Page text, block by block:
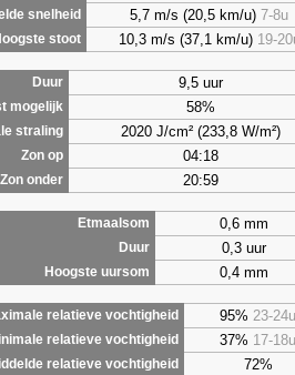
snelheid 5,7 m/s (20,5 km/u) 7-8u
stoot 10,3 m/s (37,1 km/u) 19-
Duur 9,5 uur
mogelijk 58%
straling 2020 J/cm² (233,8 W/m²)
Zon op 04:18
Zon onder 20:59
Etmaalsom 0,6 mm
Duur 0,3 uur
Hoogste uursom 0,4 mm
relatieve vochtigheid 95% 23-24u
relatieve vochtigheid 37% 17-18u
relatieve vochtigheid 72%